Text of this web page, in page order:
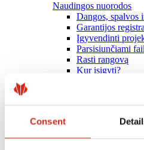
Consent
Naudingos nuorodos
Dangos, spalvos
Garantijos
Įgyvendinti
Parsisiunčiami
Rasti rangovą
Kur įsigyti?